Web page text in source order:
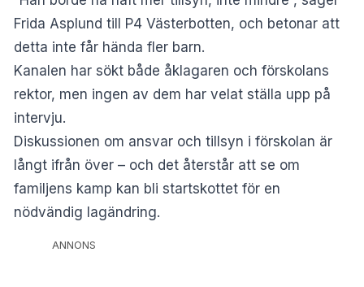
Frida Asplund till P4 Västerbotten, och betonar att
detta inte får hända fler barn.
Kanalen har sökt både åklagaren och förskolans
rektor, men ingen av dem har velat ställa upp på
intervju.
Diskussionen om ansvar och tillsyn i förskolan är
långt ifrån över – och det återstår att se om
familjens kamp kan bli startskottet för en
nödvändig lagändring.
ANNONS